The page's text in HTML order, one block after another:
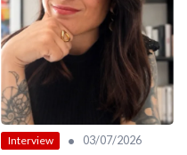
Interview • 03/07/2026